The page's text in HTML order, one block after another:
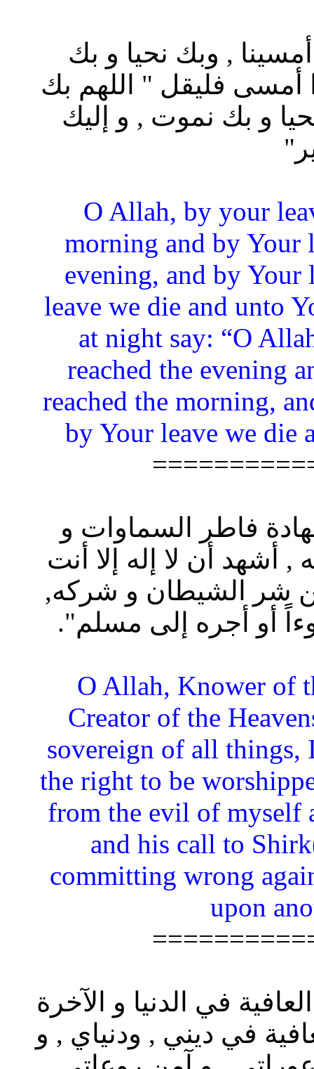
, وبك نحيا و بك
أمسى فليقل " اللهم بك
و بك نموت , و إليك
“O Allah, by your
morning and by Your
evening, and by Your
leave we die and unto
at night say: “O
reached the evening
reached the morning,
by Your leave we die
فاطر السماوات و
أن لا إله إلا أنت
شر الشيطان و شركه,
أو أجره إلى مسلم".
“O Allah, Knower of
Creator of the
sovereign of all things,
the right to be
from the evil of myself
and his call to
committing wrong
upon
في الدنيا و الآخرة
في ديني , ودنياي , و